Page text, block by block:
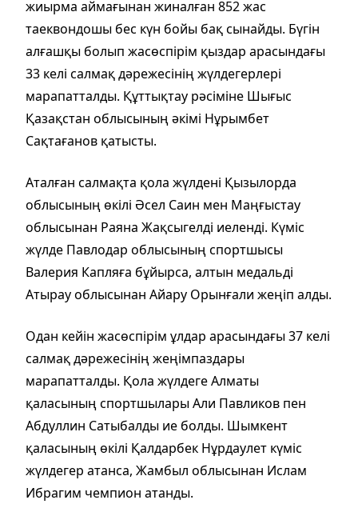
жиырма аймағынан жиналған 852 жас
таеквондошы бес күн бойы бақ сынайды. Бүгін
алғашқы болып жасөспірім қыздар арасындағы
33 келі салмақ дәрежесінің жүлдегерлері
марапатталды. Құттықтау рәсіміне Шығыс
Қазақстан облысының әкімі Нұрымбет
Сақтағанов қатысты.
Аталған салмақта қола жүлдені Қызылорда
облысының өкілі Әсел Саин мен Маңғыстау
облысынан Раяна Жақсыгелді иеленді. Күміс
жүлде Павлодар облысының спортшысы
Валерия Капляға бұйырса, алтын медальді
Атырау облысынан Айару Орынғали жеңіп алды.
Одан кейін жасөспірім ұлдар арасындағы 37 келі
салмақ дәрежесінің жеңімпаздары
марапатталды. Қола жүлдеге Алматы
қаласының спортшылары Али Павликов пен
Абдуллин Сатыбалды ие болды. Шымкент
қаласының өкілі Қалдарбек Нұрдаулет күміс
жүлдегер атанса, Жамбыл облысынан Ислам
Ибрагим чемпион атанды.